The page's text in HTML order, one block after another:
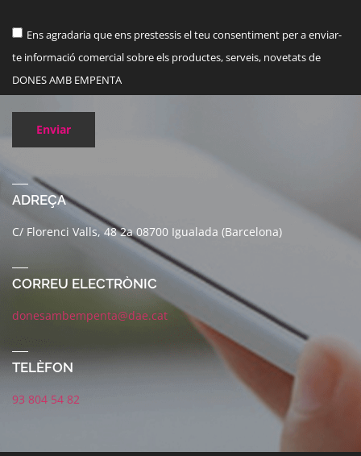
Ens agradaria que ens prestessis el teu consentiment per a enviar-
te informació comercial sobre els productes, serveis, novetats de
DONES AMB EMPENTA
Enviar
ADREÇA
C/ Florenci Valls, 48 2a 08700 Igualada (Barcelona)
CORREU ELECTRÒNIC
donesambempenta@dae.cat
TELÈFON
93 804 54 82